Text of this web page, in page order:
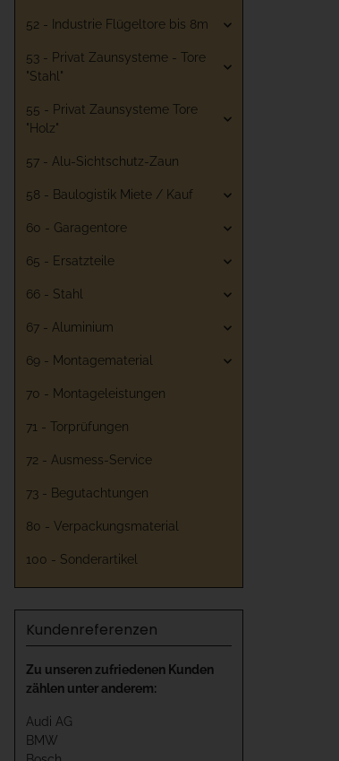
52 - Industrie Flügeltore bis 8m
53 - Privat Zaunsysteme - Tore
"Stahl"
55 - Privat Zaunsysteme Tore
"Holz"
57 - Alu-Sichtschutz-Zaun
58 - Baulogistik Miete / Kauf
60 - Garagentore
65 - Ersatzteile
66 - Stahl
67 - Aluminium
69 - Montagematerial
70 - Montageleistungen
71 - Torprüfungen
72 - Ausmess-Service
73 - Begutachtungen
80 - Verpackungsmaterial
100 - Sonderartikel
Kundenreferenzen
Zu unseren zufriedenen Kunden
zählen unter anderem:
Audi AG
BMW